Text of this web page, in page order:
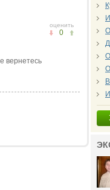
оценить
0
вернетесь